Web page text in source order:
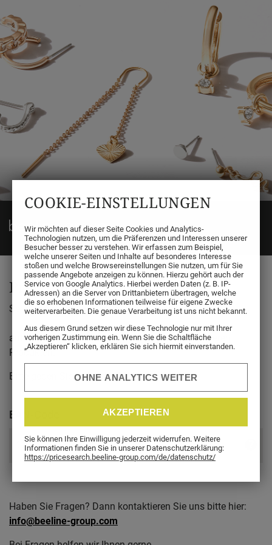
beeline group Price Search
Preisinformation
Sehr geehrte Besucherinnen und Besucher,
auf dieser Seite finden Sie Preisangaben zu unseren
Produkten.
Bitte geben Sie dafür die EAN ein.
EAN-Code
Haben Sie Fragen? Dann kontaktieren Sie uns bitte hier:
info@beeline-group.com
COOKIE-EINSTELLUNGEN
Wir möchten auf dieser Seite Cookies und Analytics-
Technologien nutzen, um die Präferenzen und Interessen unserer
Besucher besser zu verstehen. Wir erfassen zum Beispiel,
welche unserer Seiten und Inhalte auf besonderes Interesse
stoßen und welche Browsereinstellungen Sie nutzen, um für Sie
passende Angebote anzeigen zu können. Hierzu gehört auch der
Service von Google Analytics. Hierbei werden Daten (z. B. IP-
Adressen) an die Server von Drittanbietern übertragen, welche
die so erhobenen Informationen teilweise für eigene Zwecke
weiterverarbeiten. Die genaue Verarbeitung ist uns nicht bekannt.
Aus diesem Grund setzen wir diese Technologie nur mit Ihrer
vorherigen Zustimmung ein. Wenn Sie die Schaltfläche
„Akzeptieren“ klicken, erklären Sie sich hiermit einverstanden.
OHNE ANALYTICS WEITER
AKZEPTIEREN
Sie können Ihre Einwilligung jederzeit widerrufen. Weitere
Informationen finden Sie in unserer Datenschutzerklärung:
https://pricesearch.beeline-group.com/de/datenschutz/